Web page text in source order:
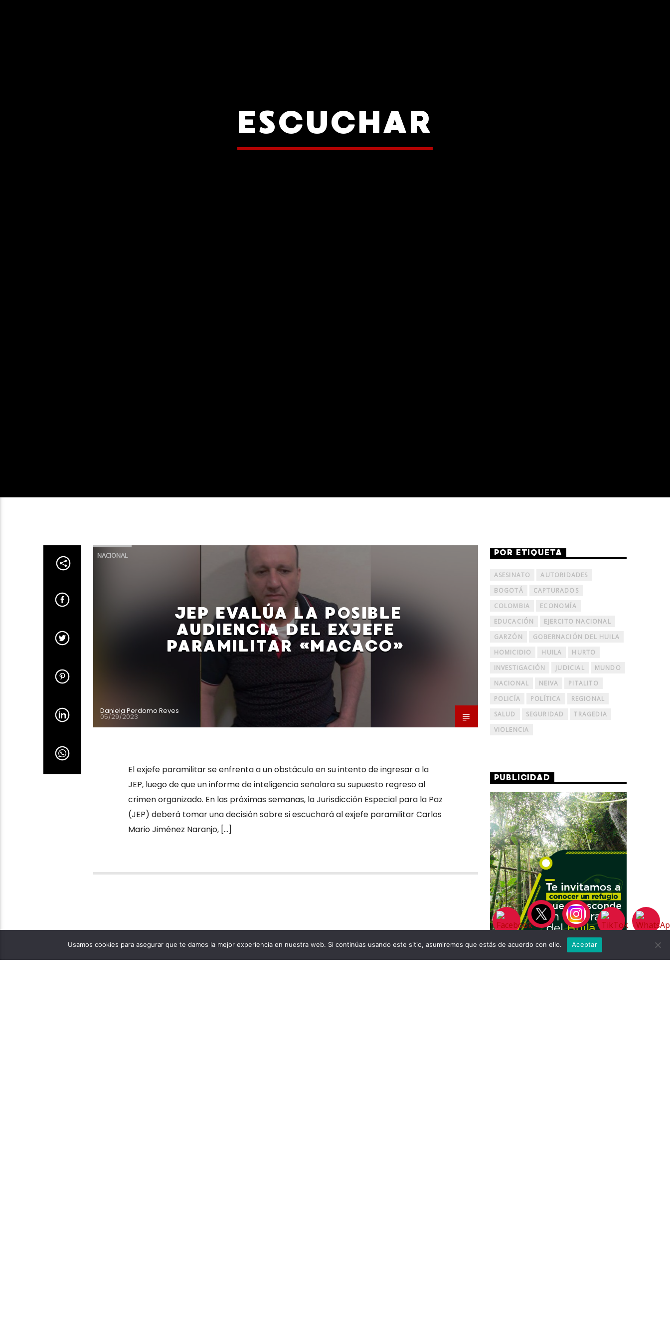
ESCUCHAR
NACIONAL
JEP EVALÚA LA POSIBLE
AUDIENCIA DEL EXJEFE
PARAMILITAR «MACACO»
Daniela Perdomo Reyes
05/29/2023
El exjefe paramilitar se enfrenta a un obstáculo en su intento de ingresar a la
JEP, luego de que un informe de inteligencia señalara su supuesto regreso al
crimen organizado. En las próximas semanas, la Jurisdicción Especial para la Paz
(JEP) deberá tomar una decisión sobre si escuchará al exjefe paramilitar Carlos
Mario Jiménez Naranjo, […]
POR ETIQUETA
ASESINATO
AUTORIDADES
BOGOTÁ
CAPTURADOS
COLOMBIA
ECONOMÍA
EDUCACIÓN
EJERCITO NACIONAL
GARZÓN
GOBERNACIÓN DEL HUILA
HOMICIDIO
HUILA
HURTO
INVESTIGACIÓN
JUDICIAL
MUNDO
NACIONAL
NEIVA
PITALITO
POLICÍA
POLÍTICA
REGIONAL
SALUD
SEGURIDAD
TRAGEDIA
VIOLENCIA
PUBLICIDAD
Usamos cookies para asegurar que te damos la mejor experiencia en nuestra web. Si continúas usando este sitio, asumiremos que estás de acuerdo con ello. Aceptar